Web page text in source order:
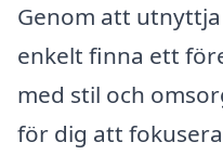
Genom att
enkelt finna ett
med stil och
för dig att